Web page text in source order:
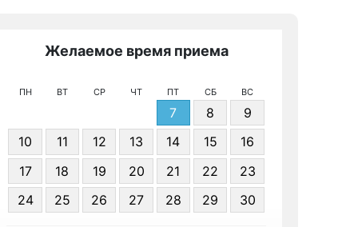
Желаемое время приема
ПН ВТ СР ЧТ ПТ СБ ВС
7 8
9
10
11 12 13 14 15
16
17
18 19 20 21 22
23
24
25 26 27 28 29 30